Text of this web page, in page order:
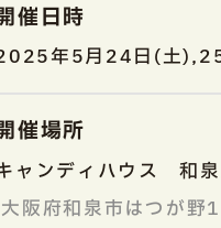
催日時
年5月24日(土
催場所
ャンディハウス 和
阪府和泉市はつが野